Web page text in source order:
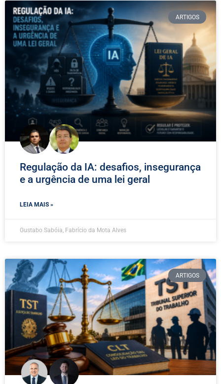
ARTIGOS
Regulação da IA: desafios, insegurança
e a urgência de uma lei geral
LEIA MAIS »
Gustabo Sabóia, Fabrício da Mota Alves
ARTIGOS